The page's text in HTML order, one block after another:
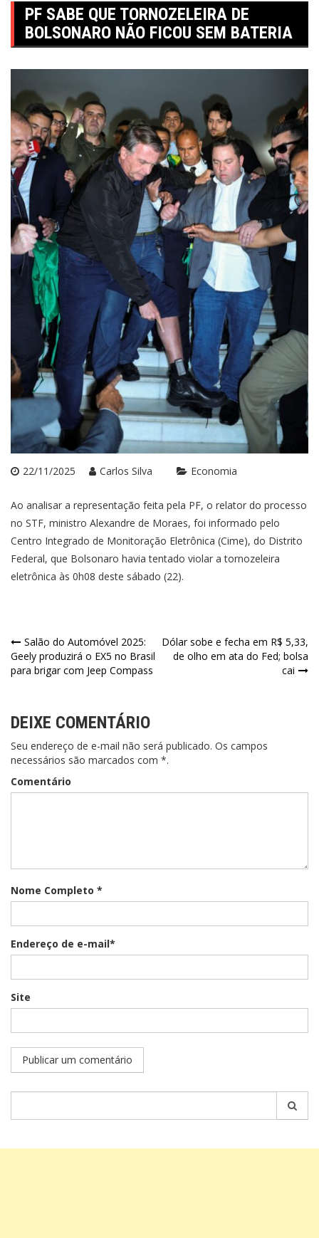
PF SABE QUE TORNOZELEIRA DE
BOLSONARO NÃO FICOU SEM BATERIA
22/11/2025 Carlos Silva Economia
Ao analisar a representação feita pela PF, o relator do processo
no STF, ministro Alexandre de Moraes, foi informado pelo
Centro Integrado de Monitoração Eletrônica (Cime), do Distrito
Federal, que Bolsonaro havia tentado violar a tornozeleira
eletrônica às 0h08 deste sábado (22).
Navegação
de
Salão do Automóvel 2025:
Geely produzirá o EX5 no Brasil
para brigar com Jeep Compass
Dólar sobe e fecha em R$ 5,33,
de olho em ata do Fed; bolsa
cai
DEIXE COMENTÁRIO
Seu endereço de e-mail não será publicado. Os campos
necessários são marcados com *.
Comentário
Nome Completo *
Endereço de e-mail*
Site